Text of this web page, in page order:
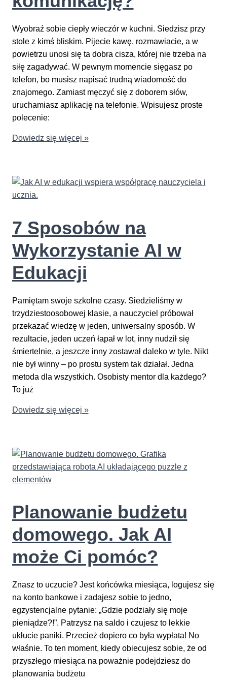
Wyobraź sobie ciepły wieczór w kuchni. Siedzisz przy
stole z kimś bliskim. Pijecie kawę, rozmawiacie, a w
powietrzu unosi się ta dobra cisza, której nie trzeba na
siłę zagadywać. W pewnym momencie sięgasz po
telefon, bo musisz napisać trudną wiadomość do
znajomego. Zamiast męczyć się z doborem słów,
uruchamiasz aplikację na telefonie. Wpisujesz proste
polecenie:
Jak
na
relacje
międzyludzkie
komunikację?
Dowiedz się więcej »
7 Sposobów na
Wykorzystanie AI w
Edukacji
Pamiętam swoje szkolne czasy. Siedzieliśmy w
trzydziestoosobowej klasie, a nauczyciel próbował
przekazać wiedzę w jeden, uniwersalny sposób. W
rezultacie, jeden uczeń łapał w lot, inny nudził się
śmiertelnie, a jeszcze inny zostawał daleko w tyle. Nikt
nie był winny – po prostu system tak działał. Jedna
metoda dla wszystkich. Osobisty mentor dla każdego?
To już
7
Wykorzystanie
w
Edukacji
Dowiedz się więcej »
Planowanie budżetu
domowego. Jak AI
może Ci pomóc?
Znasz to uczucie? Jest końcówka miesiąca, logujesz się
na konto bankowe i zadajesz sobie to jedno,
egzystencjalne pytanie: „Gdzie podziały się moje
pieniądze?!”. Patrzysz na saldo i czujesz to lekkie
ukłucie paniki. Przecież dopiero co była wypłata! No
właśnie. To ten moment, kiedy obiecujesz sobie, że od
przyszłego miesiąca na poważnie podejdziesz do
planowania budżetu